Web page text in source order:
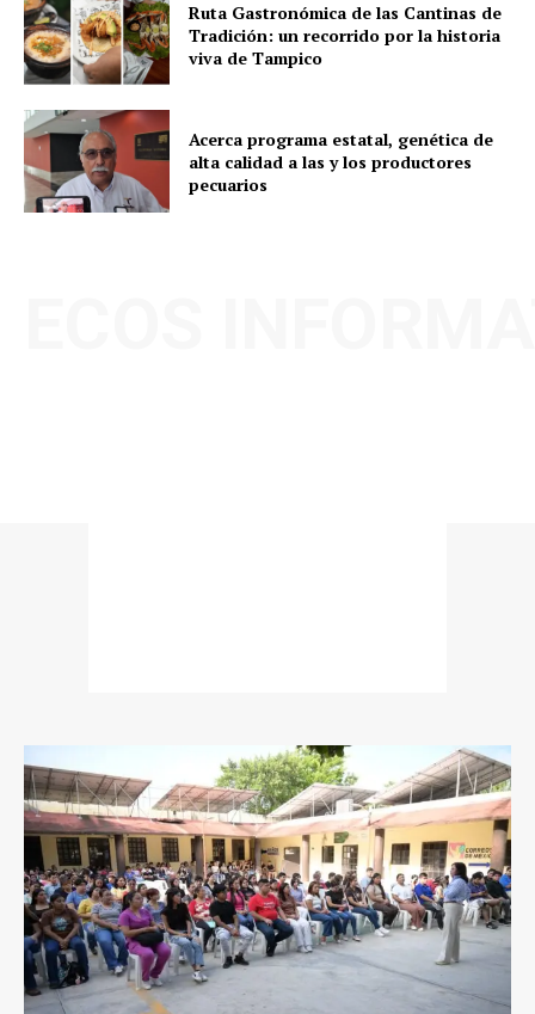
Ruta Gastronómica de las Cantinas de
Tradición: un recorrido por la historia
viva de Tampico
Acerca programa estatal, genética de
alta calidad a las y los productores
pecuarios